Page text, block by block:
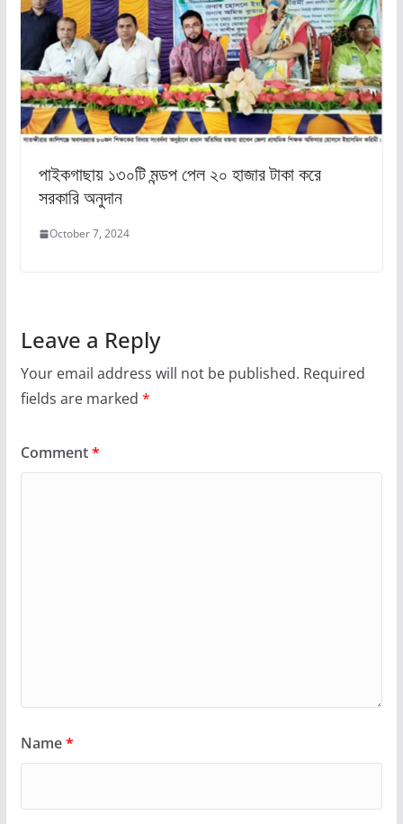
পাইকগাছায় ১৩০টি মন্ডপ পেল ২০ হাজার টাকা করে
সরকারি অনুদান
October 7, 2024
Leave a Reply
Your email address will not be published. Required
fields are marked *
Comment*
Name*